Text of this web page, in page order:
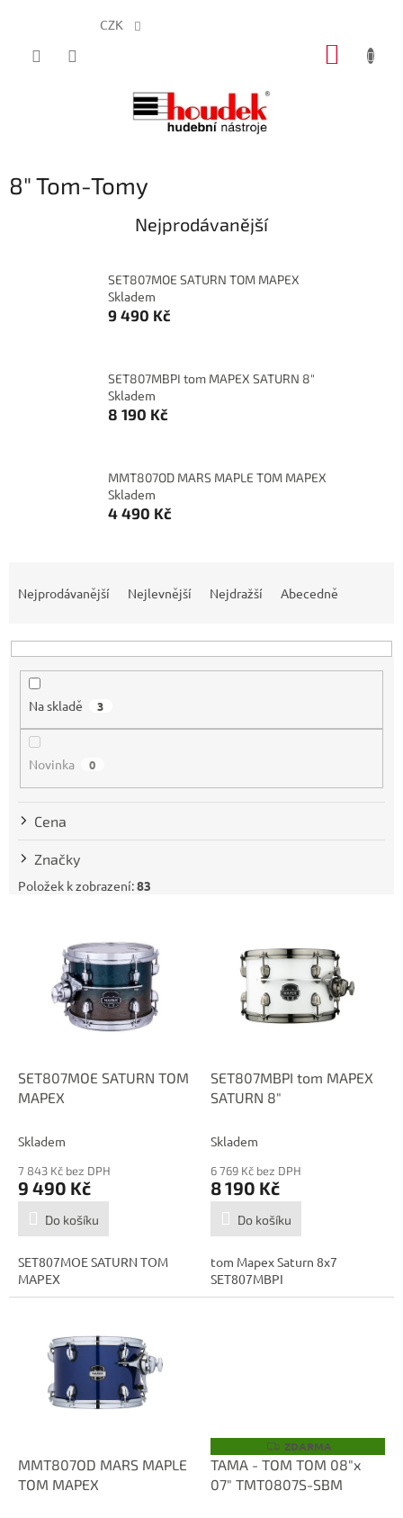
CZK
8" Tom-Tomy
Nejprodávanější
SET807MOE SATURN TOM MAPEX
Skladem
9 490 Kč
SET807MBPI tom MAPEX SATURN 8"
Skladem
8 190 Kč
MMT807OD MARS MAPLE TOM MAPEX
Skladem
4 490 Kč
n
Nejprodávanější Nejlevnější Nejdražší Abecedně
Na skladě 3
Novinka 0
Cena
Značky
Položek k zobrazení:83
SET807MOE SATURN TOM
MAPEX
Skladem
7 843 Kč bez DPH
9 490 Kč
Do košíku
SET807MOE SATURN TOM
MAPEX
SET807MBPI tom MAPEX
SATURN 8"
Skladem
6 769 Kč bez DPH
8 190 Kč
Do košíku
tom Mapex Saturn 8x7
SET807MBPI
MMT807OD MARS MAPLE
TOM MAPEX
Z
D
A
R
ZDARMA
TAMA - TOM TOM 08"x
07" TMT0807S-SBM